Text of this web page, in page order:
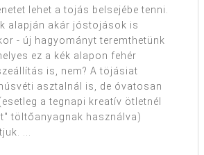
lehet a tojás belsejébe tenni.
alapján akár jóstojások is
- új hagyományt teremthetünk
ez a kék alapon fehér
is, nem? A töjásiat
asztalnál is, de óvatosan
a tegnapi kreatív ötletnél
töltőanyagnak használva)
...